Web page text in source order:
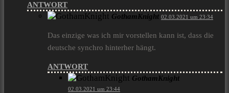
ANTWORT
GothamKnight 02.03.2021 um 23:34
Das einzige was ich mir vorstellen kann ist, dass die
deutsche synchro hinterher hängt.
ANTWORT
GothamKnight
02.03.2021 um 23:44